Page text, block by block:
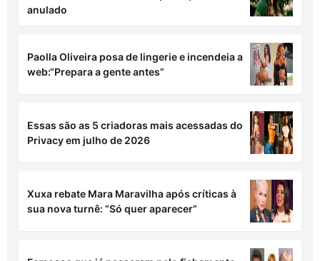
anulado
Paolla Oliveira posa de lingerie e incendeia a
web:“Prepara a gente antes”
Essas são as 5 criadoras mais acessadas do
Privacy em julho de 2026
Xuxa rebate Mara Maravilha após críticas à
sua nova turnê: “Só quer aparecer”